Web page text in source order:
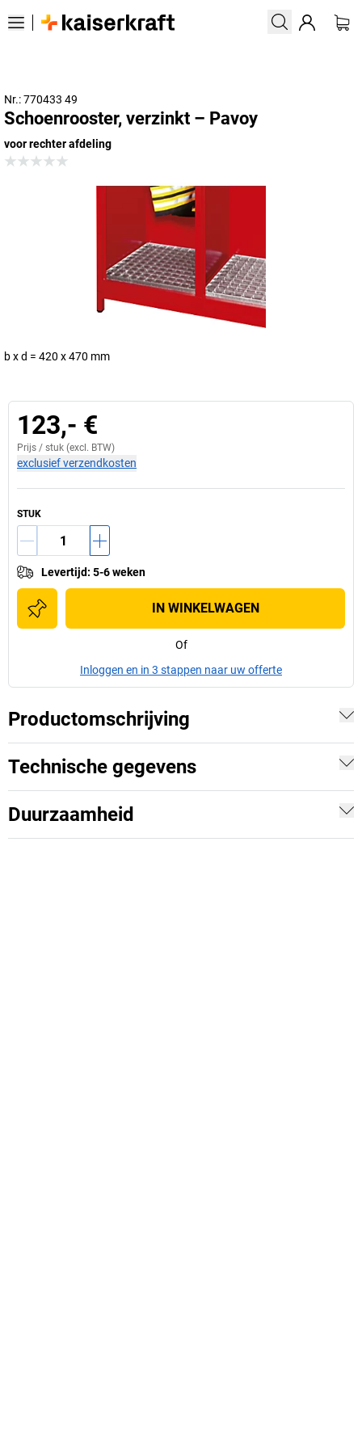
Nr.: 770433 49
Schoenrooster, verzinkt – Pavoy
voor rechter afdeling
b x d = 420 x 470 mm
123,- €
Prijs / stuk (excl. BTW)
exclusief verzendkosten
STUK
Levertijd: 5-6 weken
IN WINKELWAGEN
Of
Inloggen en in 3 stappen naar uw offerte
Productomschrijving
Technische gegevens
Duurzaamheid